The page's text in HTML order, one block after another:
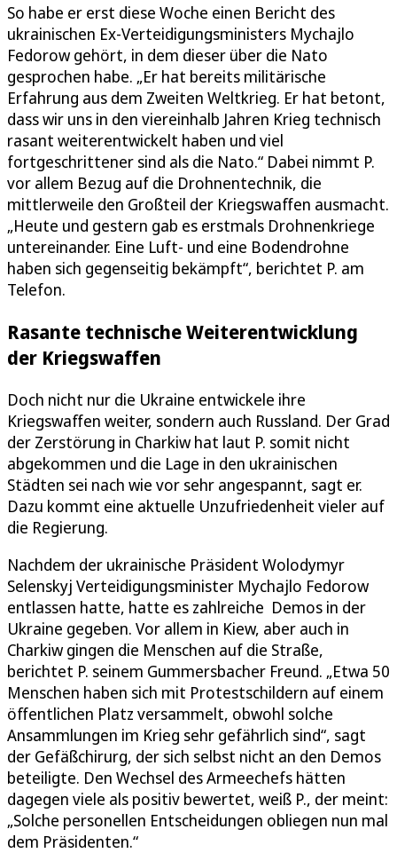
So habe er erst diese Woche einen Bericht des
ukrainischen Ex-Verteidigungsministers Mychajlo
Fedorow gehört, in dem dieser über die Nato
gesprochen habe. „Er hat bereits militärische
Erfahrung aus dem Zweiten Weltkrieg. Er hat betont,
dass wir uns in den viereinhalb Jahren Krieg technisch
rasant weiterentwickelt haben und viel
fortgeschrittener sind als die Nato.“ Dabei nimmt P.
vor allem Bezug auf die Drohnentechnik, die
mittlerweile den Großteil der Kriegswaffen ausmacht.
„Heute und gestern gab es erstmals Drohnenkriege
untereinander. Eine Luft- und eine Bodendrohne
haben sich gegenseitig bekämpft“, berichtet P. am
Telefon.
Rasante technische Weiterentwicklung
der Kriegswaffen
Doch nicht nur die Ukraine entwickele ihre
Kriegswaffen weiter, sondern auch Russland. Der Grad
der Zerstörung in Charkiw hat laut P. somit nicht
abgekommen und die Lage in den ukrainischen
Städten sei nach wie vor sehr angespannt, sagt er.
Dazu kommt eine aktuelle Unzufriedenheit vieler auf
die Regierung.
Nachdem der ukrainische Präsident Wolodymyr
Selenskyj Verteidigungsminister Mychajlo Fedorow
entlassen hatte, hatte es zahlreiche Demos in der
Ukraine gegeben. Vor allem in Kiew, aber auch in
Charkiw gingen die Menschen auf die Straße,
berichtet P. seinem Gummersbacher Freund. „Etwa 50
Menschen haben sich mit Protestschildern auf einem
öffentlichen Platz versammelt, obwohl solche
Ansammlungen im Krieg sehr gefährlich sind“, sagt
der Gefäßchirurg, der sich selbst nicht an den Demos
beteiligte. Den Wechsel des Armeechefs hätten
dagegen viele als positiv bewertet, weiß P., der meint:
„Solche personellen Entscheidungen obliegen nun mal
dem Präsidenten.“